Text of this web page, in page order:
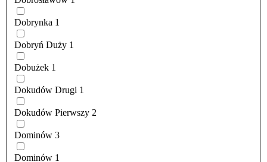
Dobrynka 1
Dobryń Duży 1
Dobużek 1
Dokudów Drugi 1
Dokudów Pierwszy 2
Dominów 3
Dominów 1